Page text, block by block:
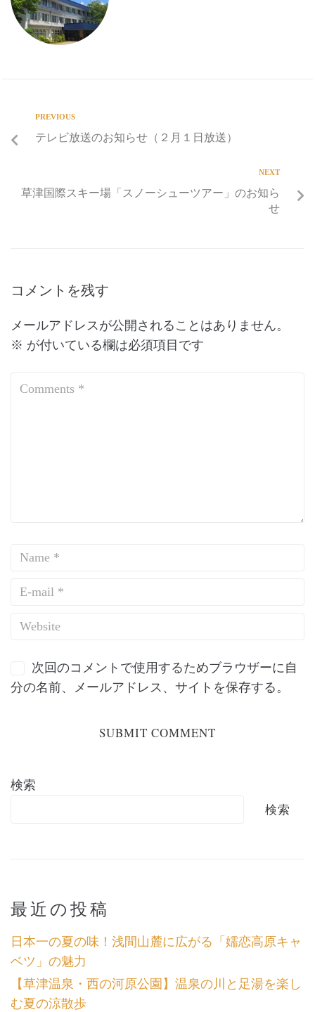
PREVIOUS
テレビ放送のお知らせ（２月１日放送）
NEXT
草津国際スキー場「スノーシューツアー」のお知ら
せ
コメントを残す
メールアドレスが公開されることはありません。
※ が付いている欄は必須項目です
次回のコメントで使用するためブラウザーに自
分の名前、メールアドレス、サイトを保存する。
検索
検索
最近の投稿
日本一の夏の味！浅間山麓に広がる「嬬恋高原キャ
ベツ」の魅力
【草津温泉・西の河原公園】温泉の川と足湯を楽し
む夏の涼散歩